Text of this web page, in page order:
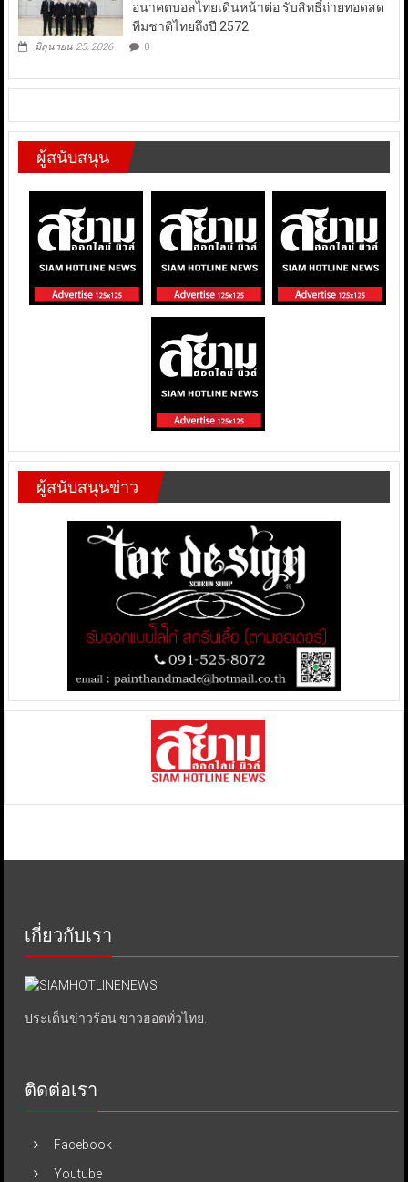
อนาคตบอลไทยเดินหน้าต่อ รับสิทธิ์ถ่ายทอดสด
ทีมชาติไทยถึงปี 2572
มิถุนายน 25, 2026 0
ผู้สนับสนุน
ผู้สนับสนุนข่าว
เกี่ยวกับเรา
ประเด็นข่าวร้อน ข่าวฮอตทั่วไทย.
ติดต่อเรา
Facebook
Youtube